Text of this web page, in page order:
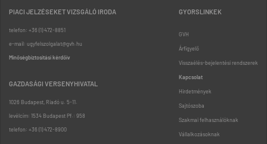
PIACI JELZÉSEKET VIZSGÁLÓ IRODA
telefon: +36 (1) 472-8851
e-mail: ugyfelszolgalat@gvh.hu
Minőségbiztosítási kérdőív
GAZDASÁGI VERSENYHIVATAL
1026 Budapest, Riadó u. 5-11.
levélcím: 1534 Budapest Pf.: 958
telefon: +36 (1) 472-8900
GYORSLINKEK
GVH
Árfigyelő
Visszaélés-bejelentési rendszerek
Kapcsolat
Hirdetmények
Sajtószoba
Szakmai felhasználóknak
Vállalkozásoknak